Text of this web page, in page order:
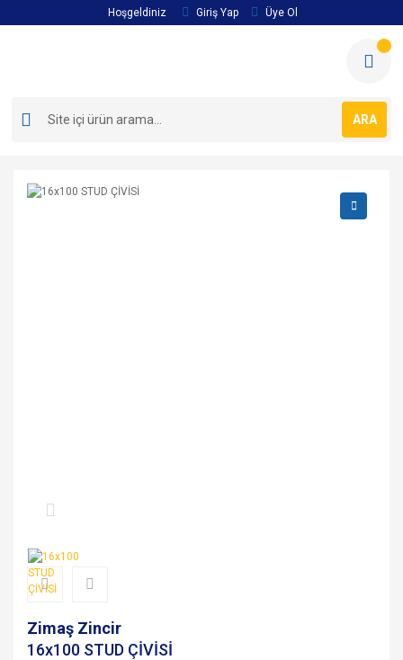
Hoşgeldiniz Giriş Yap Üye Ol
ARA
Zimaş Zincir
16x100 STUD ÇİVİSİ